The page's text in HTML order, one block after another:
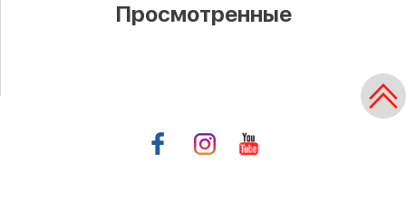
Просмотренные